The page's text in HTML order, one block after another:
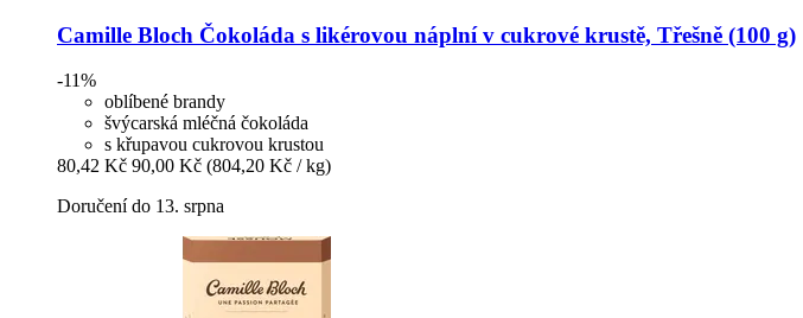
Camille Bloch Čokoláda s likérovou náplní v cukrové krustě, Třešně (100 g)
-11%
oblíbené brandy
švýcarská mléčná čokoláda
s křupavou cukrovou krustou
80,42 Kč 90,00 Kč (804,20 Kč / kg)
Doručení do 13. srpna